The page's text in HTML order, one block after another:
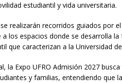
estudiantil y vida universitaria.
realizarán recorridos guiados por
los espacios donde se desarrolla
que caracterizan a la Universidad
la Expo UFRO Admisión 2027
y familias, entendiendo que